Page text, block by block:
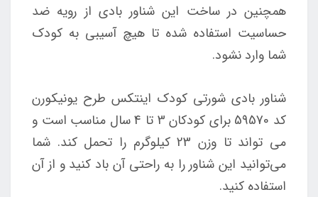
همچنین در ساخت این شناور بادی از رویه ضد
حساسیت استفاده شده تا هیچ آسیبی به کودک
شما وارد نشود.
شناور بادی شورتی کودک اینتکس طرح یونیکورن
کد 59570 برای کودکان 3 تا 4 سال مناسب است و
می تواند تا وزن 23 کیلوگرم را تحمل کند. شما
می‌توانید این شناور را به راحتی آن باد کنید و از آن
استفاده کنید.